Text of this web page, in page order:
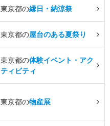
東京都の縁日・納涼祭
東京都の屋台のある夏祭り
東京都の体験イベント・アク
ティビティ
東京都の物産展